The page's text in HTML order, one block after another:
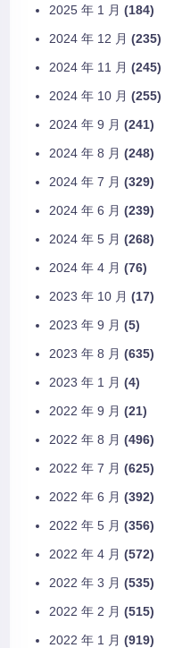
2025 年 1 月 (184)
2024 年 12 月 (235)
2024 年 11 月 (245)
2024 年 10 月 (255)
2024 年 9 月 (241)
2024 年 8 月 (248)
2024 年 7 月 (329)
2024 年 6 月 (239)
2024 年 5 月 (268)
2024 年 4 月 (76)
2023 年 10 月 (17)
2023 年 9 月 (5)
2023 年 8 月 (635)
2023 年 1 月 (4)
2022 年 9 月 (21)
2022 年 8 月 (496)
2022 年 7 月 (625)
2022 年 6 月 (392)
2022 年 5 月 (356)
2022 年 4 月 (572)
2022 年 3 月 (535)
2022 年 2 月 (515)
2022 年 1 月 (919)